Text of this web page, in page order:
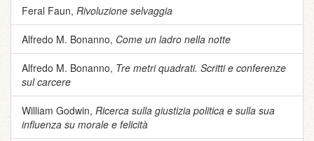
Feral Faun, Rivoluzione selvaggia
Alfredo M. Bonanno, Come un ladro nella notte
Alfredo M. Bonanno, Tre metri quadrati. Scritti e conferenze
sul carcere
William Godwin, Ricerca sulla giustizia politica e sulla sua
influenza su morale e felicità